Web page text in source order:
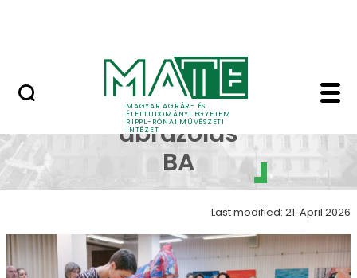
MAGYAR AGRÁR- ÉS
ÉLETTUDOMÁNYI EGYETEM
RIPPL-RÓNAI MŰVÉSZETI
INTÉZET
Workshopok - Képi
Képi
ábrázolás
BA
Last modified: 21. April 2026